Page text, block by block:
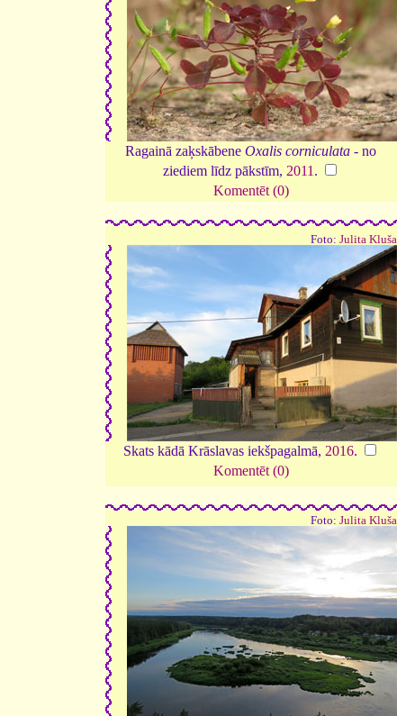
Ragainā zaķskābene Oxalis corniculata - no
ziediem līdz pākstīm, 2011 .
Komentēt (0)
Foto: Julita Kluša
Skats kādā Krāslavas iekšpagalmā, 2016.
Komentēt (0)
Foto: Julita Kluša